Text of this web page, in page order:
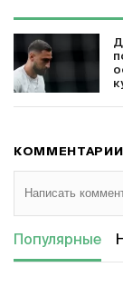
КОММЕНТАРИИ
Популярные